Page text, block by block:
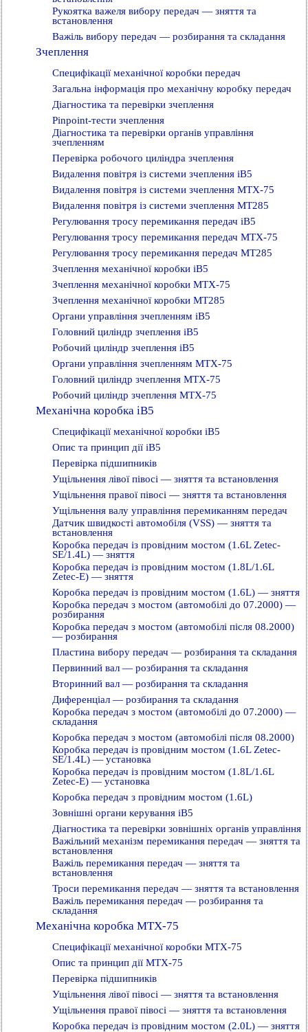
Рукоятка важеля вибору передач — зняття та
встановлення
Важіль вибору передач — розбирання та складання
Зчеплення
Специфікації механічної коробки передач
Загальна інформація про механічну коробку передач
Діагностика та перевірки зчеплення
Pinpoint-тести зчеплення
Діагностика та перевірки органів управління
зчепленням
Перевірка робочого циліндра зчеплення
Видалення повітря із системи зчеплення iB5
Видалення повітря із системи зчеплення MTX-75
Видалення повітря із системи зчеплення MT285
Регулювання тросу перемикання передач iB5
Регулювання тросу перемикання передач MTX-75
Регулювання тросу перемикання передач MT285
Зчеплення механічної коробки iB5
Зчеплення механічної коробки MTX-75
Зчеплення механічної коробки MT285
Органи управління зчепленням iB5
Головний циліндр зчеплення iB5
Робочий циліндр зчеплення iB5
Органи управління зчепленням MTX-75
Головний циліндр зчеплення MTX-75
Робочий циліндр зчеплення MTX-75
Механічна коробка iB5
Специфікації механічної коробки iB5
Опис та принцип дії iB5
Перевірка підшипників
Ущільнення лівої півосі — зняття та встановлення
Ущільнення правої півосі — зняття та встановлення
Ущільнення валу управління перемиканням передач
Датчик швидкості автомобіля (VSS) — зняття та
встановлення
Коробка передач із провідним мостом (1.6L Zetec-
SE/1.4L) — зняття
Коробка передач із провідним мостом (1.8L/1.6L
Zetec-E) — зняття
Коробка передач із провідним мостом (1.6L) — зняття
Коробка передач з мостом (автомобілі до 07.2000) —
розбирання
Коробка передач з мостом (автомобілі після 08.2000)
— розбирання
Пластина вибору передач — розбирання та складання
Первинний вал — розбирання та складання
Вторинний вал — розбирання та складання
Диференціал — розбирання та складання
Коробка передач з мостом (автомобілі до 07.2000) —
складання
Коробка передач з мостом (автомобілі після 08.2000)
Коробка передач із провідним мостом (1.6L Zetec-
SE/1.4L) — установка
Коробка передач із провідним мостом (1.8L/1.6L
Zetec-E) — установка
Коробка передач з провідним мостом (1.6L)
Зовнішні органи керування iB5
Діагностика та перевірки зовнішніх органів управління
Важільний механізм перемикання передач — зняття та
встановлення
Важіль перемикання передач — зняття та
встановлення
Троси перемикання передач — зняття та встановлення
Важіль перемикання передач — розбирання та
складання
Механічна коробка MTX-75
Специфікації механічної коробки MTX-75
Опис та принцип дії MTX-75
Перевірка підшипників
Ущільнення лівої півосі — зняття та встановлення
Ущільнення правої півосі — зняття та встановлення
Коробка передач із провідним мостом (2.0L) — зняття